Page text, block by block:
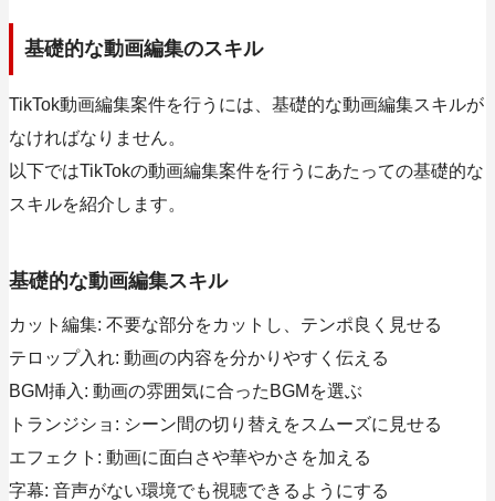
基礎的な動画編集のスキル
TikTok動画編集案件を行うには、基礎的な動画編集スキルが
なければなりません。
以下ではTikTokの動画編集案件を行うにあたっての基礎的な
スキルを紹介します。
基礎的な動画編集スキル
カット編集: 不要な部分をカットし、テンポ良く見せる
テロップ入れ: 動画の内容を分かりやすく伝える
BGM挿入: 動画の雰囲気に合ったBGMを選ぶ
トランジショ: シーン間の切り替えをスムーズに見せる
エフェクト: 動画に面白さや華やかさを加える
字幕: 音声がない環境でも視聴できるようにする